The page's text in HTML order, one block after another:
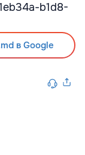
b1d8-
в Google